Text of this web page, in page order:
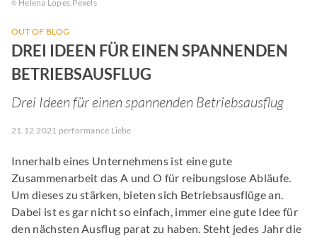
Helena Lopes,Pexels
OUT OF BLOG
DREI IDEEN FÜR EINEN SPANNENDEN
BETRIEBSAUSFLUG
Drei Ideen für einen spannenden Betriebsausflug
21.12.2021 performance Liebe
Innerhalb eines Unternehmens ist eine gute
Zusammenarbeit das A und O für reibungslose Abläufe.
Um dieses zu stärken, bieten sich Betriebsausflüge an.
Dabei ist es gar nicht so einfach, immer eine gute Idee für
den nächsten Ausflug parat zu haben. Steht jedes Jahr die